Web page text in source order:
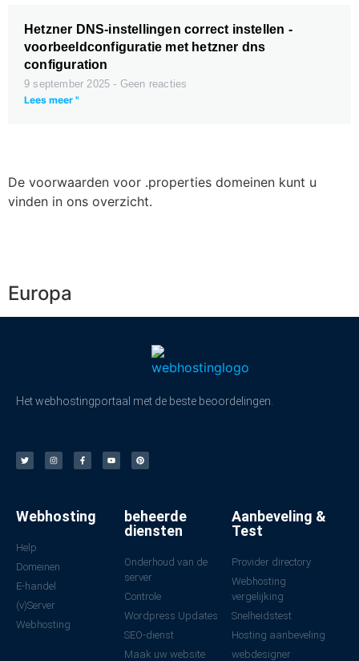
Hetzner DNS-instellingen correct instellen -
voorbeeldconfiguratie met hetzner dns
configuration
9 september 2025 Geen reacties
Lees meer "
De voorwaarden voor .properties domeinen kunt u
vinden in ons overzicht.
Europa
Het webhostingportaal met de beste beoordelingen.
Webhosting
Help
Domeinen
E-handel
(v)Server
Webhosting
beheerde
diensten
Onderhoud van de
server
Controle
Wordpress Updates
SEO-dienst
Maak uw website
Aanbeveling &
Test
Provider directory
Webhosting
vergelijking
Snelheidstest
Hosting aanbeveling
webdesigner